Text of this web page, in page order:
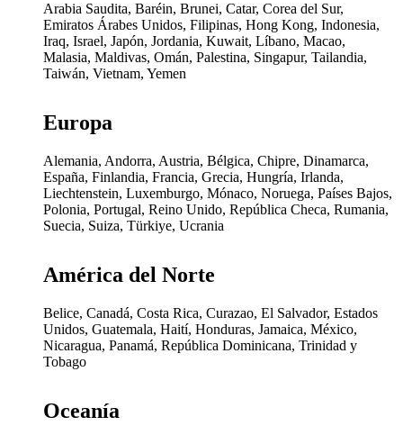
Arabia Saudita, Baréin, Brunei, Catar, Corea del Sur,
Emiratos Árabes Unidos, Filipinas, Hong Kong, Indonesia,
Iraq, Israel, Japón, Jordania, Kuwait, Líbano, Macao,
Malasia, Maldivas, Omán, Palestina, Singapur, Tailandia,
Taiwán, Vietnam, Yemen
Europa
Alemania, Andorra, Austria, Bélgica, Chipre, Dinamarca,
España, Finlandia, Francia, Grecia, Hungría, Irlanda,
Liechtenstein, Luxemburgo, Mónaco, Noruega, Países Bajos,
Polonia, Portugal, Reino Unido, República Checa, Rumania,
Suecia, Suiza, Türkiye, Ucrania
América del Norte
Belice, Canadá, Costa Rica, Curazao, El Salvador, Estados
Unidos, Guatemala, Haití, Honduras, Jamaica, México,
Nicaragua, Panamá, República Dominicana, Trinidad y
Tobago
Oceanía